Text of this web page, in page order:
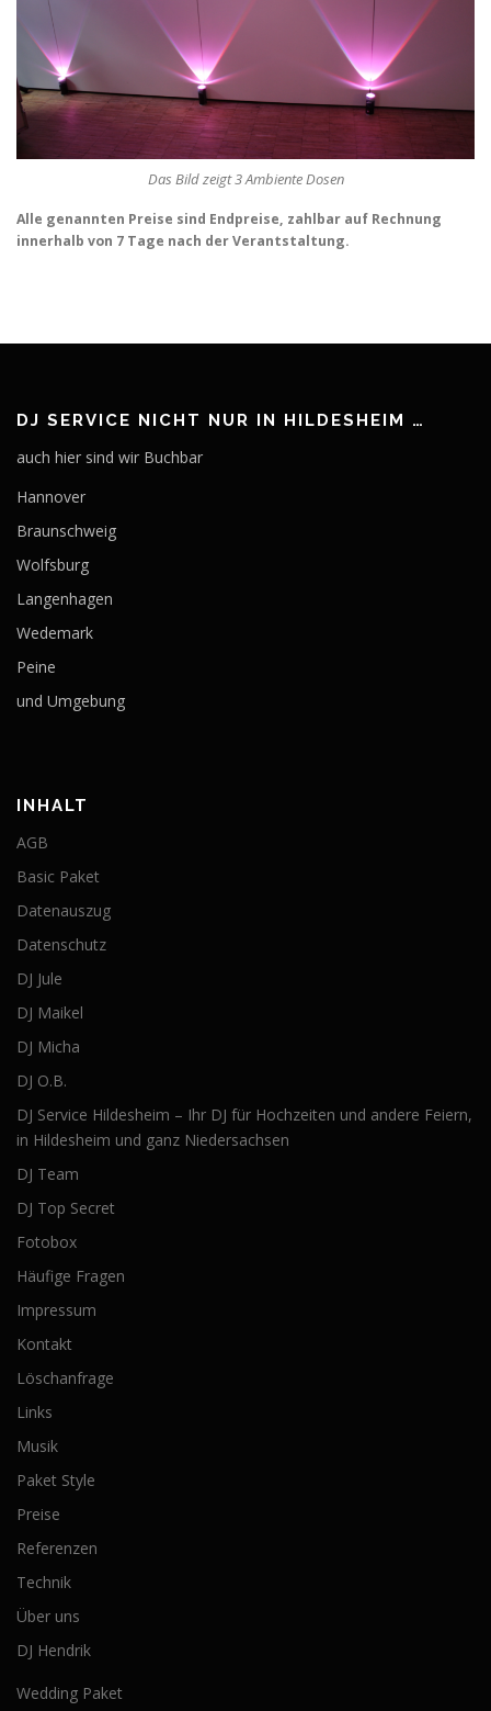
Das Bild zeigt 3 Ambiente Dosen
Alle genannten Preise sind Endpreise, zahlbar auf Rechnung
innerhalb von 7 Tage nach der Verantstaltung.
DJ SERVICE NICHT NUR IN HILDESHEIM …
auch hier sind wir Buchbar
Hannover
Braunschweig
Wolfsburg
Langenhagen
Wedemark
Peine
und Umgebung
INHALT
AGB
Basic Paket
Datenauszug
Datenschutz
DJ Jule
DJ Maikel
DJ Micha
DJ O.B.
DJ Service Hildesheim – Ihr DJ für Hochzeiten und andere Feiern,
in Hildesheim und ganz Niedersachsen
DJ Team
DJ Top Secret
Fotobox
Häufige Fragen
Impressum
Kontakt
Löschanfrage
Links
Musik
Paket Style
Preise
Referenzen
Technik
Über uns
DJ Hendrik
Wedding Paket